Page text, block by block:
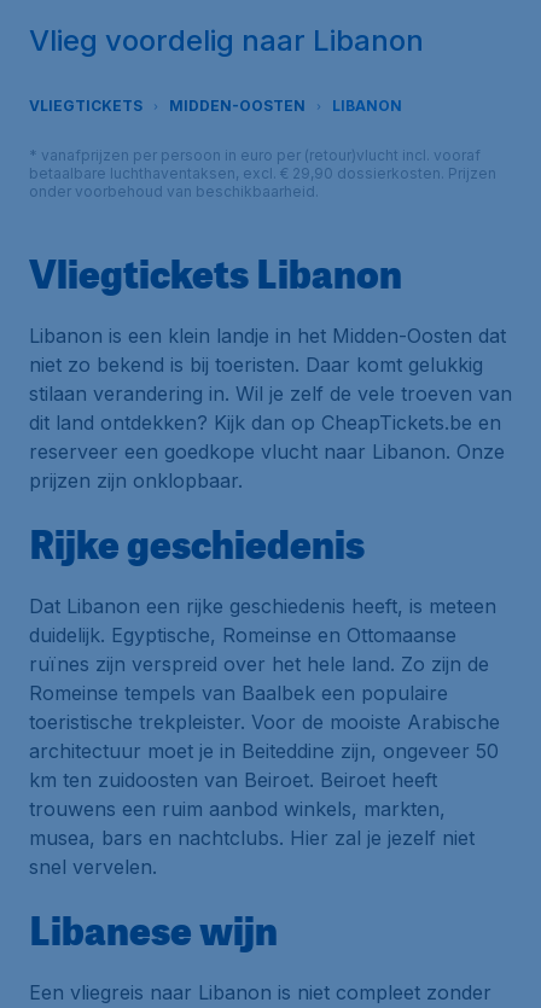
Vlieg voordelig naar Libanon
VLIEGTICKETS MIDDEN-OOSTEN LIBANON
* vanafprijzen per persoon in euro per (retour)vlucht incl. vooraf
betaalbare luchthaventaksen, excl. € 29,90 dossierkosten. Prijzen
onder voorbehoud van beschikbaarheid.
Vliegtickets Libanon
Libanon is een klein landje in het Midden-Oosten dat
niet zo bekend is bij toeristen. Daar komt gelukkig
stilaan verandering in. Wil je zelf de vele troeven van
dit land ontdekken? Kijk dan op CheapTickets.be en
reserveer een goedkope vlucht naar Libanon. Onze
prijzen zijn onklopbaar.
Rijke geschiedenis
Dat Libanon een rijke geschiedenis heeft, is meteen
duidelijk. Egyptische, Romeinse en Ottomaanse
ruïnes zijn verspreid over het hele land. Zo zijn de
Romeinse tempels van Baalbek een populaire
toeristische trekpleister. Voor de mooiste Arabische
architectuur moet je in Beiteddine zijn, ongeveer 50
km ten zuidoosten van Beiroet. Beiroet heeft
trouwens een ruim aanbod winkels, markten,
musea, bars en nachtclubs. Hier zal je jezelf niet
snel vervelen.
Libanese wijn
Een vliegreis naar Libanon is niet compleet zonder